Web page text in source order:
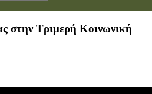
στην Τριμερή Κοινωνική